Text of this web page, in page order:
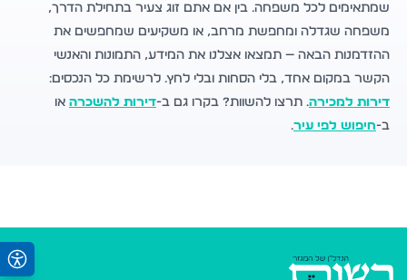
שמתאימים לכל משפחה. בין אם אתם זוג צעיר בתחילת הדרך,
משפחה שגדלה ומחפשת מרחב, או משקיעים שמחפשים את
ההזדמנות הבאה — תמצאו אצלנו את המידע, התמונות והאנשי
הקשר במקום אחד, בלי הסחות ובלי לחץ. לרשימת כל הנכסים:
דירות למכירה. תרצו להשוות? בקרו גם ב-דירות להשכרה או
ב-חיפוש לפי עיר.